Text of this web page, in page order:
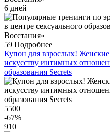
6 дней
59 Подробнее
Купон для взрослых!
искусству интимных
образования Secrets
5500
-67%
910